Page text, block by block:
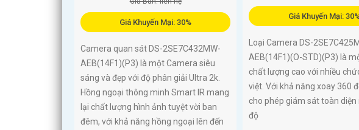
Giá Khuyến Mại: 30%
Camera quan sát DS-2SE7C432MW-
AEB(14F1)(P3) là một Camera siêu
sáng và đẹp với độ phân giải Ultra 2k.
Hồng ngoại thông minh Smart IR mang
lại chất lượng hình ảnh tuyệt vời ban
đêm, với khả năng hồng ngoại lên đến
Giá Khuyến Mại:
Loại Camera DS-
AEB(14F1)(O-STD)(P3) là
chất lượng cao với nhiều
việt. Với khả năng xoay 360
cho phép giám sát toàn diện
độ